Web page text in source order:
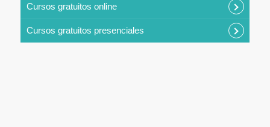
Cursos gratuitos online
Cursos gratuitos presenciales